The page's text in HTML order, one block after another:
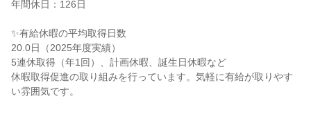
年間休日：126日
✨有給休暇の平均取得日数
20.0日（2025年度実績）
5連休取得（年1回）、計画休暇、誕生日休暇など
休暇取得促進の取り組みを行っています。気軽に有給が取りやす
い雰囲気です。